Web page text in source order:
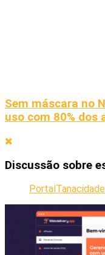
Sem máscara no
uso com 80% dos
Discussão sobre